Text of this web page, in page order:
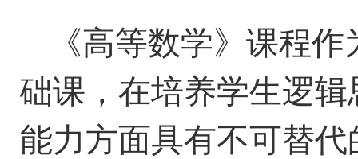
《高等数学》课程
础课，在培养学生逻辑
能力方面具有不可替代